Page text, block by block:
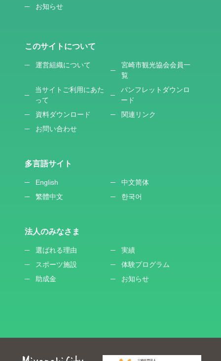
お知らせ
このサイトについて
運営組織について
宮崎市観光協会会員一
覧
当サイトご利用にあた
って
パンフレットダウンロ
ード
資料ダウンロード
関連リンク
お問い合わせ
多言語サイト
English
中文简体
繁體中文
한국어
法人のみなさま
選ばれる理由
実績
スポーツ施設
体験プログラム
助成金
お知らせ